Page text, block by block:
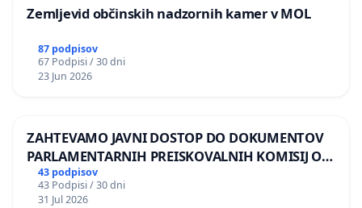
Zemljevid občinskih nadzornih kamer v MOL
87 podpisov
67 Podpisi / 30 dni
23 Jun 2026
ZAHTEVAMO JAVNI DOSTOP DO DOKUMENTOV
PARLAMENTARNIH PREISKOVALNIH KOMISIJ O
ILEGALNI TRGOVINI Z OROŽJEM
43 podpisov
43 Podpisi / 30 dni
31 Jul 2026